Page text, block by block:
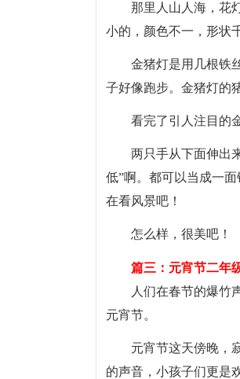
那里人山人海，花
小的，颜色不一，形状
金猪灯是用几根铁
子好像跑步。金猪灯的
看完了引人注目的
两只手从下面伸出
低”啊。都可以当成一
在看风景吧！
怎么样，很美吧！
篇三：元宵节二年级
人们在春节的爆
元宵节。
元宵节这天傍晚，
的声音，小孩子们更是